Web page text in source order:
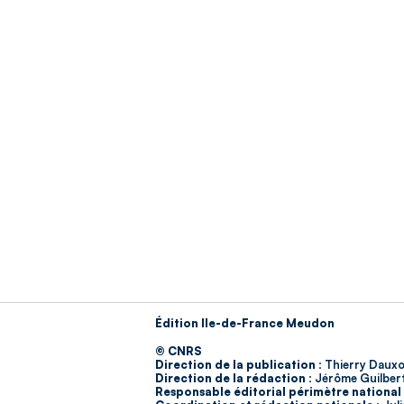
Édition Ile-de-France Meudon
© CNRS
Direction de la publication : Thierry
Direction de la rédaction : Jérôme
Responsable éditorial périmètre national